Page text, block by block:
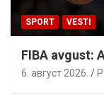
SPORT VESTI
FIBA avgust:
6. август 2026.